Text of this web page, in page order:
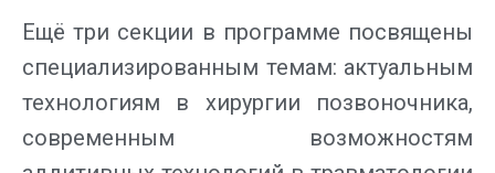
Ещё три секции в программе посвящены
специализированным темам: актуальным
технологиям в хирургии позвоночника,
современным возможностям